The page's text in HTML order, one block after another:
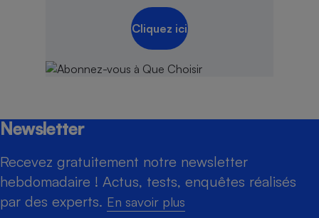
Cliquez ici
Newsletter
Recevez gratuitement notre newsletter
hebdomadaire ! Actus, tests, enquêtes réalisés
par des experts. En savoir plus